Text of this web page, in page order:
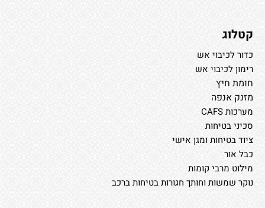
קטלוג
כדור לכיבוי אש
רימון לכיבוי אש
חומת חיץ
מזנק אנפה
מערכות CAFS
סכיני בטיחות
ציוד בטיחות ומגן אישי
כבל אור
מילוט מרבי קומות
נוקר שמשות וחותך חגורות בטיחות ברכב